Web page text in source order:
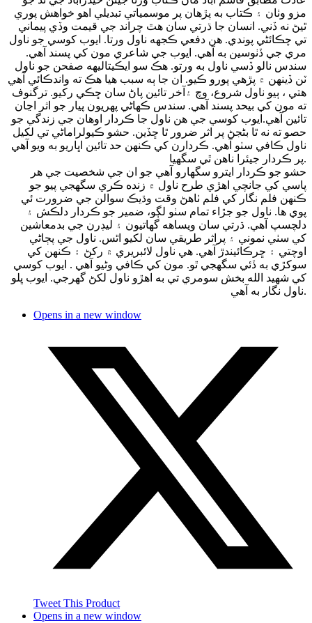
مزو وٺان ۽ ڪتاب به پڙهان پر موسمياتي تبديلي اهو خواهش پوري
ٿيڻ نه ڏني. انسان جا ڌرتي سان هٿ چراند جي قيمت وڏي پيماني
تي چڪائڻي پوندي. هن دفعي ڪجهه ناول ورتا. ايوب کوسي جو ناول
مري جي ڏٺوسين به آھي. ايوب جي شاعري مون کي پسند آهي.
سندس نالو ڏسي ناول به ورتو. هڪ سو ايڪيتاليهه صفحن جو ناول
ٽن ڏينهن ۾ پڙهي پورو ڪيو. ان جا ٻه سبب هيا هڪ ته واندڪائي آهي
هتي ، ٻيو ناول شروع، وچ ۽آخر تائين پاڻ سان ڇڪي رکيو. ترگنوف
ته مون کي بيحد پسند آهي. سندس ڪهاڻي پهريون پيار جو اثر اڃان
تائين آهي.ايوب کوسي جي هن ناول جا ڪردار اوهان جي زندگي جو
حصو ته نه ٿا بڻجڻ پر اثر ضرور ٿا ڇڏين. حشو ڪيولراماڻي تي لکيل
ناول ڪافي سٺو آهي. ڪردارن کي ڪنهن حد تائين اڀاريو به ويو آهي
پر ڪردار جيئرا ناهن ٿي سگهيا.
حشو جو ڪردار ايترو سگهارو آهي جو ان جي شخصيت جي هر
پاسي کي جانچي اهڙي طرح ناول ۾ زنده ڪري سگهجي پيو جو
ڪنهن فلم نگار کي فلم ٺاهڻ وقت وڌيڪ سوالن جي ضرورت ئي
پوي ها. ناول جو جڙاء تمام سٺو لڳو، ضمير جو ڪردار دلڪش ۽
دلچسپ آهي. ڌرتي سان ويساهه گهاتيون ۽ ليڊرن جي بدمعاشين
کي سٺي نموني ۽ پراثر طريقي سان لکيو اٿس. ناول جي پڄاڻي
اوچتي ۽ ڇرڪائيندڙ آهي. هي ناول لائبريري ۾ رکڻ ۽ ڪنهن کي
سوکڙي به ڏئي سگهجي ٿو. مون کي ڪافي وڻيو آهي . ايوب کوسي
کي شهيد الله بخش سومري تي به اهڙو ناول لکڻ گهرجي. ايوب ڀلو
ناول نگار به آهي.
Opens in a new window
Tweet This Product
Opens in a new window